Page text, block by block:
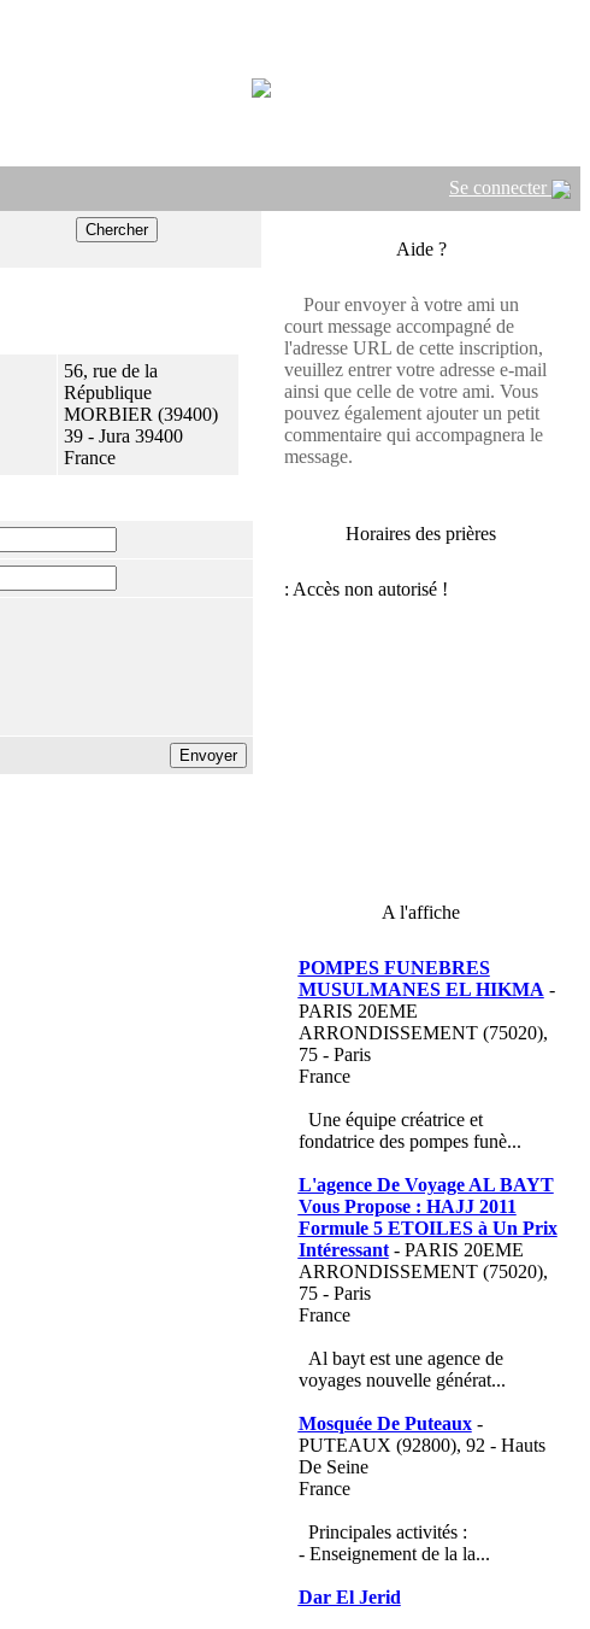
Se connecter
56, rue de la
République
MORBIER (39400)
39 - Jura 39400
France
Aide ?
Pour envoyer à votre ami un
court message accompagné de
l'adresse URL de cette inscription,
veuillez entrer votre adresse e-mail
ainsi que celle de votre ami. Vous
pouvez également ajouter un petit
commentaire qui accompagnera le
message.
Horaires des prières
A l'affiche
POMPES FUNEBRES
MUSULMANES EL HIKMA -
PARIS 20EME
ARRONDISSEMENT (75020),
75 - Paris
France
Une équipe créatrice et
fondatrice des pompes funè...
L'agence De Voyage AL BAYT
Vous Propose : HAJJ 2011
Formule 5 ETOILES à Un Prix
Intéressant- PARIS 20EME
ARRONDISSEMENT (75020),
75 - Paris
France
Al bayt est une agence de
voyages nouvelle générat...
Mosquée De Puteaux-
PUTEAUX (92800), 92 - Hauts
De Seine
France
Principales activités :
- Enseignement de la la...
Dar El Jerid